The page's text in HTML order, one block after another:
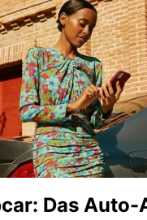
Das Auto-